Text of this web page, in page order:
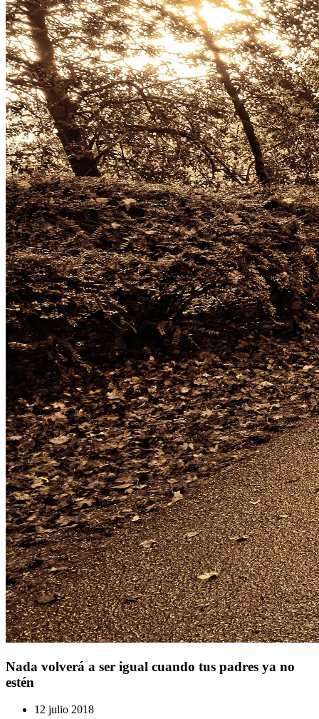
Nada volverá a ser igual cuando tus padres ya no
estén
12 julio 2018